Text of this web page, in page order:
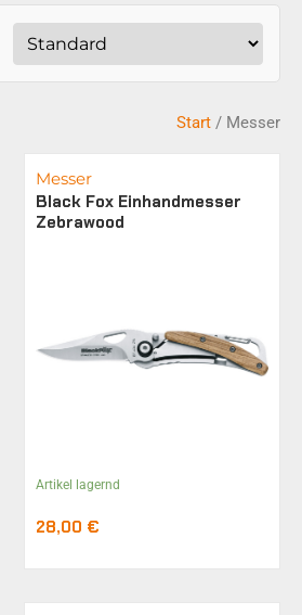
Start / Messer
Messer
Black Fox Einhandmesser
Zebrawood
Artikel lagernd
28,00 €